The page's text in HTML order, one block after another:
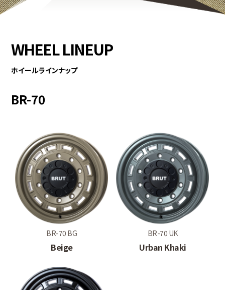
PRIVACY POLICY 個人情報保護方針
WHEEL LINEUP
ホイールラインナップ
BR-70
BR-70 BG
Beige
BR-70 UK
Urban Khaki